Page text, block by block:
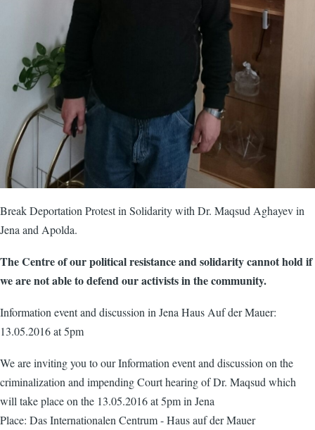
Break Deportation Protest in Solidarity with Dr. Maqsud Aghayev in
Jena and Apolda.
The Centre of our political resistance and solidarity cannot hold if
we are not able to defend our activists in the community.
Information event and discussion in Jena Haus Auf der Mauer:
13.05.2016 at 5pm
We are inviting you to our Information event and discussion on the
criminalization and impending Court hearing of Dr. Maqsud which
will take place on the 13.05.2016 at 5pm in Jena
Place: Das Internationalen Centrum - Haus auf der Mauer